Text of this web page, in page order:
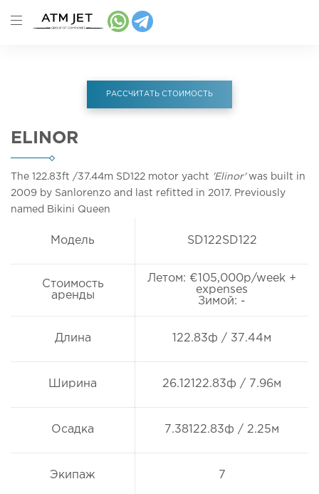
РАССЧИТАТЬ СТОИМОСТЬ
ELINOR
The 122.83ft /37.44m SD122 motor yacht 'Elinor'was built in
2009 by Sanlorenzo and last refitted in 2017. Previously
named Bikini Queen
Модель SD122SD122
Стоимость
аренды
Летом: €105,000p/week +
expenses
Зимой: -
Длина 122.83ф / 37.44м
Ширина 26.12122.83ф / 7.96м
Осадка 7.38122.83ф / 2.25м
Экипаж 7